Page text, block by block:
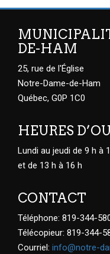
DE-HAM
25, rue de l'Église
Notre-Dame-de-Ham
Québec, G0P 1C0
HEURES
Lundi au jeudi de 9 h à
et de 13 h à 16 h
CONTACT
Téléphone: 819-344-
Télécopieur: 819-344-
Courriel: info@notre-